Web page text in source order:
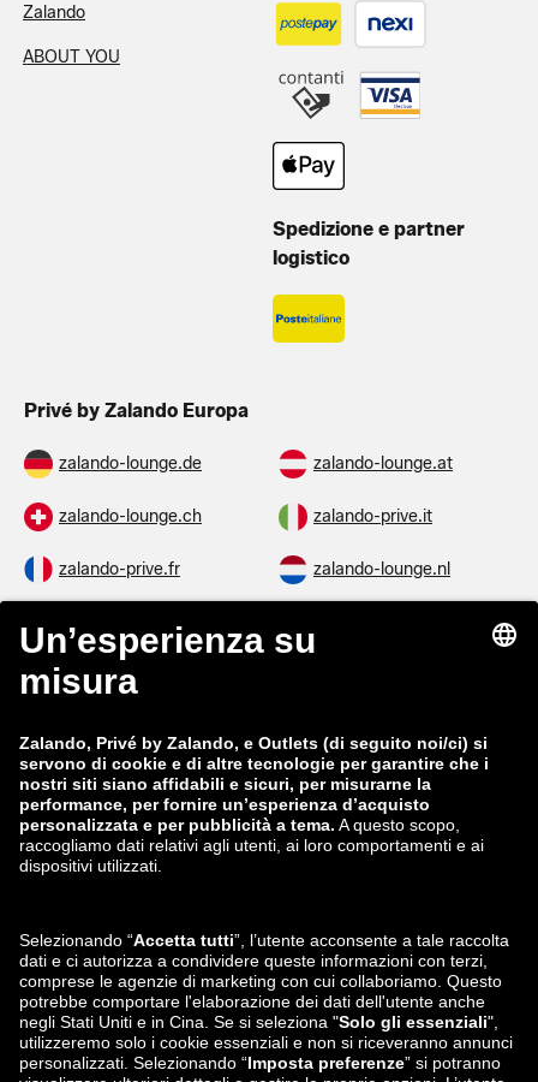
Zalando
ABOUT YOU
Spedizione e partner
logistico
Privé by Zalando Europa
zalando-lounge.de zalando-lounge.at
zalando-lounge.ch zalando-prive.it
zalando-prive.fr zalando-lounge.nl
zalando-lounge.be
zalando-lounge.fi
zalando-prive.es zalando-lounge.cz
zalando-lounge.lt zalando-lounge.sk
zalando-lounge.si zalando-lounge.hu
zalando-lounge.lu zalando-lounge.ee
zalando-lounge.lv zalando-lounge.no